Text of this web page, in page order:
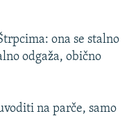
ona se stalno
odgaža, obično
na parče, samo